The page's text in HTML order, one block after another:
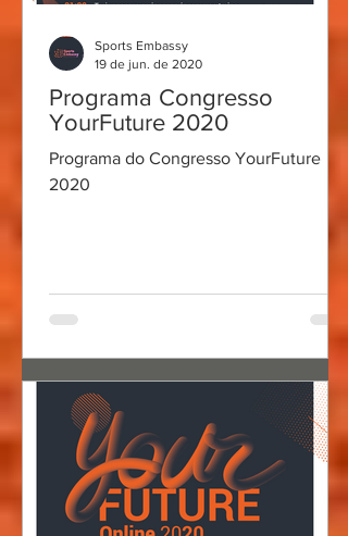
Programa Congresso
YourFuture 2020
Programa do Congresso YourFuture
2020
Sports Embassy
19 de jun. de 2020